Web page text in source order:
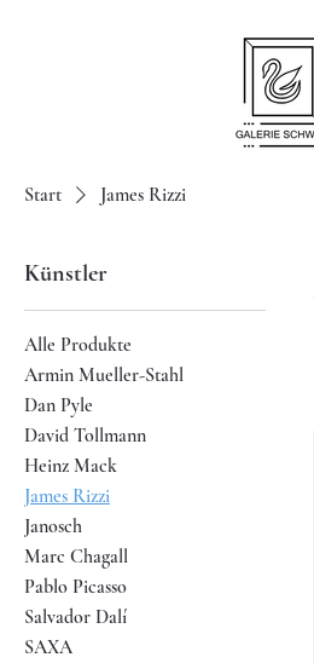
Start James Rizzi
Künstler
Alle Produkte
Armin Mueller-Stahl
Dan Pyle
David Tollmann
Heinz Mack
James Rizzi
Janosch
Marc Chagall
Pablo Picasso
Salvador Dalí
SAXA